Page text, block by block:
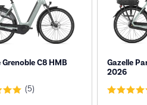
Grenoble C8 HMB
(5)
Gazelle
2026